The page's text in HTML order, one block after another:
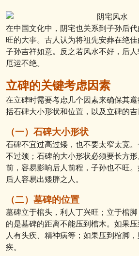
在中国文化中，阴宅也关系到子孙后
旺的大事。古人认为将祖先安葬在绝
子孙吉祥如意。反之若风水不好，后
厄运不绝。
立碑的关键考虑因素
在立碑时需要考虑几个因素来确保其
括石碑大小形状和位置，以及立碑的吉
（一）石碑大小形状
石碑不宜过高过矮，也不要太窄太宽
不过颈；石碑的大小形状必须要长方
前，容易影响后人前程，子孙也不旺。
后人容易出矮胖之人。
（二）墓碑的位置
墓碑立于棺头，利人丁兴旺；立于棺
的是墓碑的距离不能压到棺木。如果
人有头疾、精神病等；如果压到棺脚
疾。